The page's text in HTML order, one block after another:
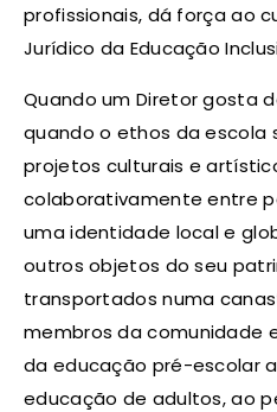
profissionais, dá força ao
Jurídico da Educação
Quando um Diretor gosta
quando o ethos da escola
projetos culturais e
colaborativamente entre
uma identidade local e
outros objetos do seu
transportados numa
membros da comunidade
da educação pré-escolar
educação de adultos, ao